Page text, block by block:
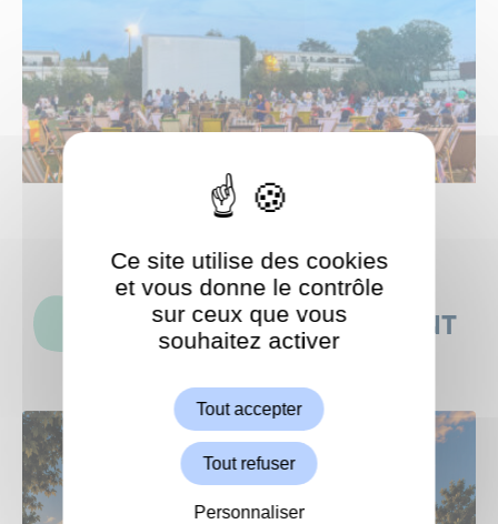
CES ACTUALITÉS POURRAIENT
ShareThis est désactivé.
Ce site utilise des cookies
et vous donne le contrôle
sur ceux que vous
souhaitez activer
Tout accepter
Tout refuser
Personnaliser